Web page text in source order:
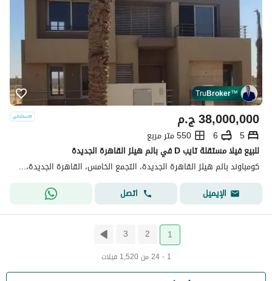
TruBroker™
ج.م38,000,000
5
6
550 متر مربع
للبيع فيلا مستقلة تايب D في بالم هيلز القاهرة الجديدة
كومباوند بالم هيلز القاهرة الجديدة، التجمع الخامس، القاهرة الجديدة، القاهرة
الإيميل
اتصل
1
2
3
1 - 24 من 1,520 فيلات